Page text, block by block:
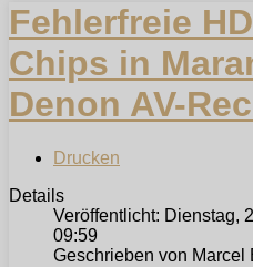
Fehlerfreie
Chips in
Denon AV-
Drucken
Details
Veröffentlicht: Dienstag,
09:59
Geschrieben von Marcel